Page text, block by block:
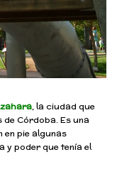
a, la ciudad que
Córdoba. Es una
en pie algunas
y poder que tenía el